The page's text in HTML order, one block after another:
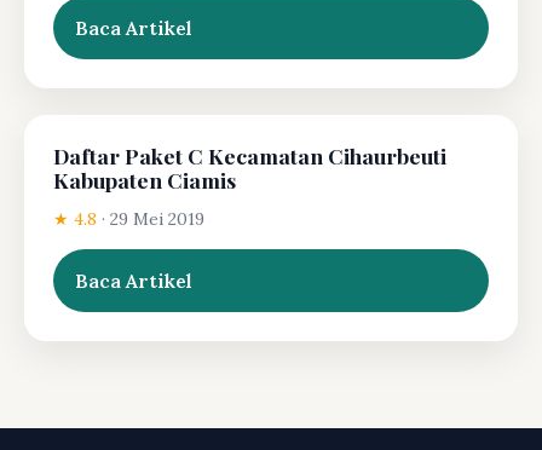
Baca Artikel
Daftar Paket C Kecamatan Cihaurbeuti
Kabupaten Ciamis
★ 4.8 · 29 Mei 2019
Baca Artikel